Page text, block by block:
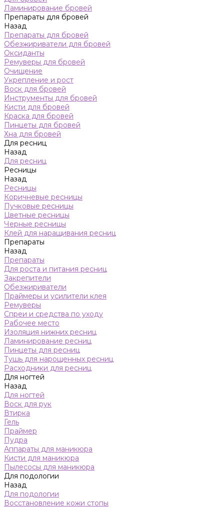
Ламинирование бровей
Препараты для бровей
Назад
Препараты для бровей
Обезжириватели для бровей
Оксиданты
Ремуверы для бровей
Очищение
Укрепление и рост
Воск для бровей
Инструменты для бровей
Кисти для бровей
Краска для бровей
Пинцеты для бровей
Хна для бровей
Для ресниц
Назад
Для ресниц
Ресницы
Назад
Ресницы
Коричневые ресницы
Пучковые ресницы
Цветные ресницы
Черные ресницы
Клей для наращивания ресниц
Препараты
Назад
Препараты
Для роста и питания ресниц
Закрепители
Обезжириватели
Праймеры и усилители клея
Ремуверы
Спреи и средства по уходу
Рабочее место
Изоляция нижних ресниц
Ламинирование ресниц
Пинцеты для ресниц
Тушь для нарощенных ресниц
Расходники для ресниц
Для ногтей
Назад
Для ногтей
Воск для рук
Втирка
Гель
Праймер
Пудра
Аппараты для маникюра
Кисти для маникюра
Пылесосы для маникюра
Для подологии
Назад
Для подологии
Восстановление кожи стопы